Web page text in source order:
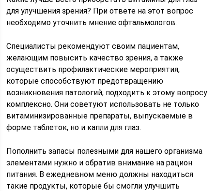
для улучшения зрения? При ответе на этот вопрос
необходимо уточнить мнение офтальмологов.
Специалисты рекомендуют своим пациентам,
желающим повысить качество зрения, а также
осуществить профилактические мероприятия,
которые способствуют предотвращению
возникновения патологий, подходить к этому вопросу
комплексно. Они советуют использовать не только
витаминизированные препараты, выпускаемые в
форме таблеток, но и капли для глаз.
Пополнить запасы полезными для нашего организма
элементами нужно и обратив внимание на рацион
питания. В ежедневном меню должны находиться
такие продукты, которые бы смогли улучшить